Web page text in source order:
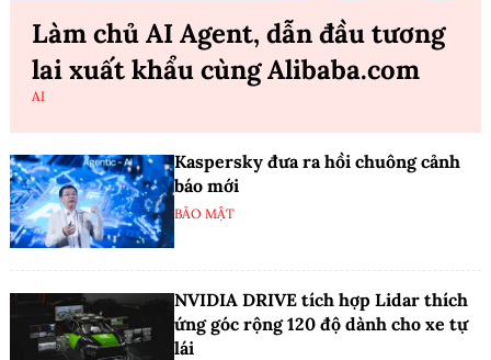
Làm chủ AI Agent, dẫn đầu tương
lai xuất khẩu cùng Alibaba.com
AI
Kaspersky đưa ra hồi chuông cảnh
báo mới
BẢO MẬT
NVIDIA DRIVE tích hợp Lidar thích
ứng góc rộng 120 độ dành cho xe tự
lái